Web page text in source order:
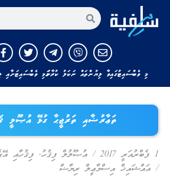
މި ވެބްސައިޓުގައިވާ ލިޔުންތައް ނަކަލު ކުރާނަމަ މި ވެބްސައިޓަށާއި
ތަޢާރުޟާއި ތަރުޖީޙާ ގުޅޭ އުޞޫލީ
1 ފެބްރުއަރީ 2017 / އުޞޫލުލް ފިޤުހު, ފިޤުހާއި
/ އައްޝައިޚް އިސްމާޢީލް ރިޔާޟް